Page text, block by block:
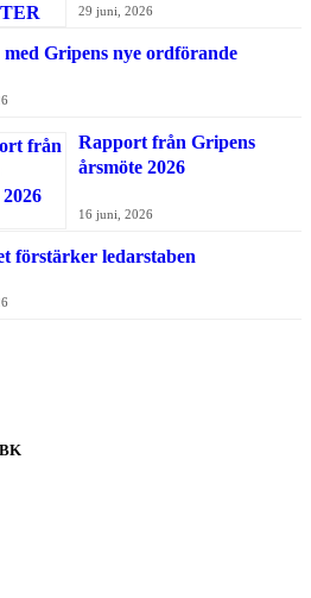
29 juni, 2026
Gripens nye ordförande
Rapport från Gripens
årsmöte 2026
16 juni, 2026
förstärker ledarstaben